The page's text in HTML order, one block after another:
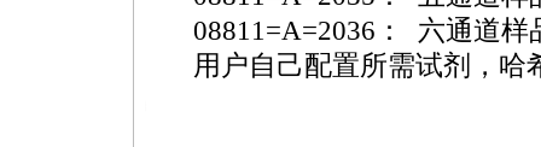
08811=A=2036： 六通道样
用户自己配置所需试剂，哈